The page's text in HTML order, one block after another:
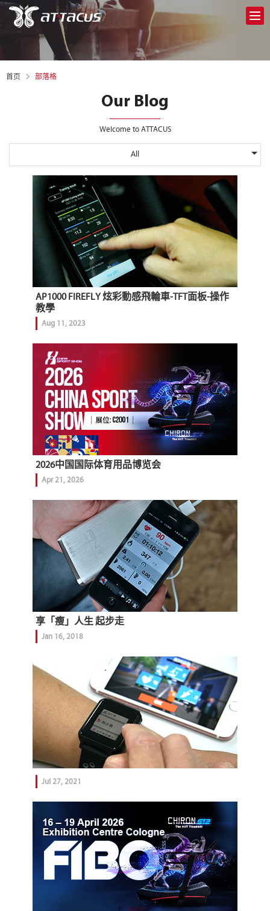
首页 部落格
Our Blog
Welcome to ATTACUS
All
AP1000 FIREFLY 炫彩動感飛輪車-TFT面板-操作
教學
Aug 11, 2023
2026中国国际体育用品博览会
Apr 21, 2026
享「瘦」人生 起步走
Jan 16, 2018
Jul 27, 2021